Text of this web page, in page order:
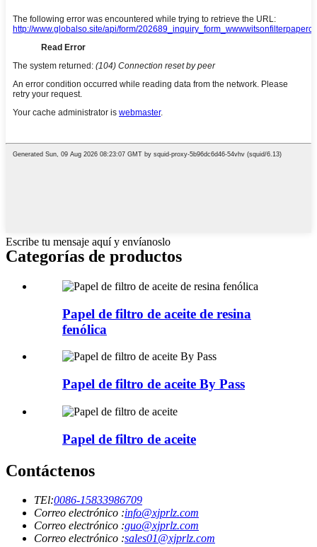
Escribe tu mensaje aquí y envíanoslo
Categorías de productos
Papel de filtro de aceite de resina
fenólica
Papel de filtro de aceite By Pass
Papel de filtro de aceite
Contáctenos
TEl:0086-15833986709
Correo electrónico :info@xjprlz.com
Correo electrónico :guo@xjprlz.com
Correo electrónico :sales01@xjprlz.com